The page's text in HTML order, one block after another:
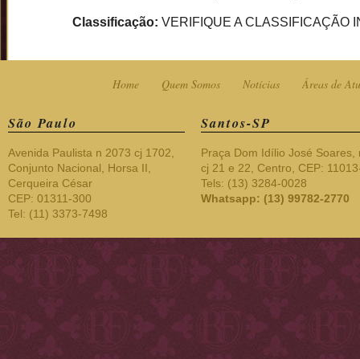
Classificação: VERIFIQUE A CLASSIFICAÇÃO
Home Quem Somos Notícias Áreas de
São Paulo
Avenida Paulista n 2073 cj 1702,
Conjunto Nacional, Horsa II,
Cerqueira César
CEP: 01311-300
Tel: (11) 3373-7498
Santos-SP
Praça Dom Idílio José Soares,
cj 21 e 22, Centro, CEP:
Tels: (13) 3284-0028
Whatsapp: (13) 99782-2770